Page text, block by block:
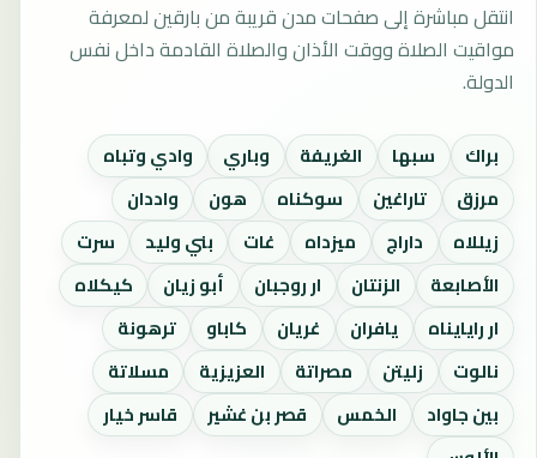
انتقل مباشرة إلى صفحات مدن قريبة من بارقين لمعرفة
مواقيت الصلاة ووقت الأذان والصلاة القادمة داخل نفس
الدولة.
براك سبها الغريفة وباري
وادي وتباه
مرزق
تاراغين سوكناه هون
واددان
زيللاه
داراج ميزداه غات بني وليد
سرت
الأصابعة
الزنتان ار روجبان أبو زيان
كيكلاه
ار رايايناه
يافران غريان كاباو
ترهونة
نالوت
زليتن مصراتة العزيزية
مسلاتة
بين جاواد
الخمس قصر بن غشير
قاسر خيار